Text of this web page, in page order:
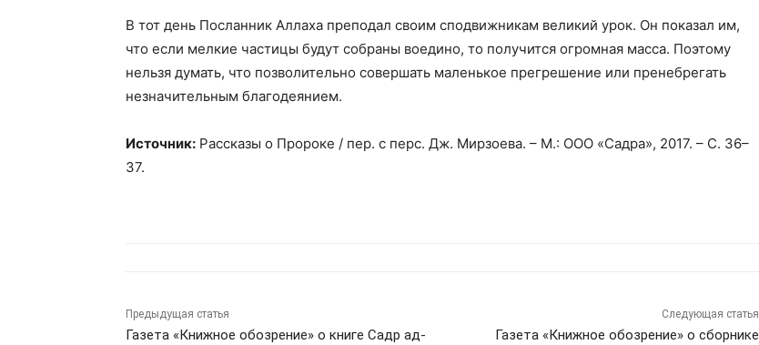
В тот день Посланник Аллаха преподал своим сподвижникам великий урок. Он показал им,
что если мелкие частицы будут собраны воедино, то получится огромная масса. Поэтому
нельзя думать, что позволительно совершать маленькое прегрешение или пренебрегать
незначительным благодеянием.
Источник: Рассказы о Пророке / пер. с перс. Дж. Мирзоева. – М.: ООО «Садра», 2017. – С. 36–
37.
Предыдущая статья
Газета «Книжное обозрение» о книге Садр ад-
Следующая статья
Газета «Книжное обозрение» о сборнике